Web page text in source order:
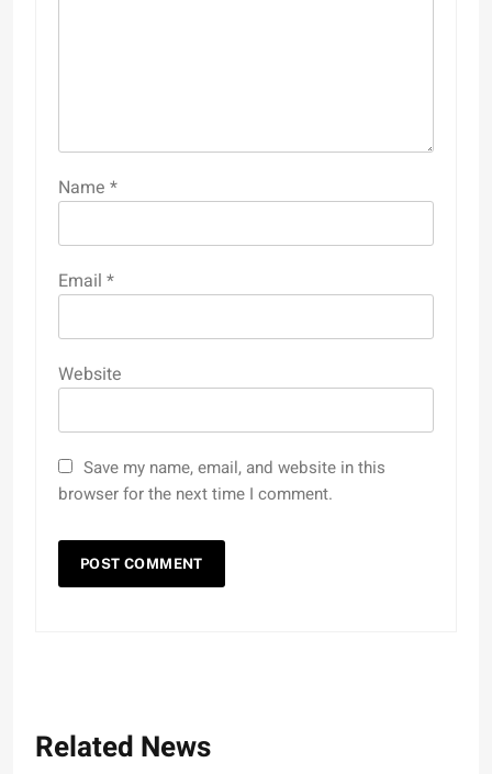
Name *
Email *
Website
Save my name, email, and website in this
browser for the next time I comment.
Related News